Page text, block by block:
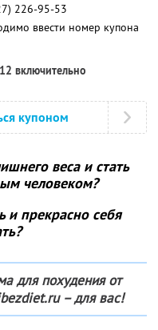
226-95-53
ввести номер купона
включительно
купоном
веса и стать
человеком?
и прекрасно себя
для похудения от
– для вас!